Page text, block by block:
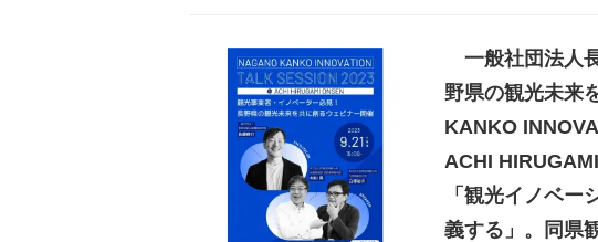
一般社団法人
野県の観光未来
KANKO
ACHI
「観光イノベー
義する」。同県